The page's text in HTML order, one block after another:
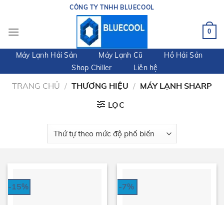
content
CÔNG TY TNHH BLUECOOL
0
Máy Lạnh Hải Sản Máy Lạnh Cũ
Hồ Hải Sản
Shop Chiller
Liên hệ
TRANG CHỦ / THƯƠNG HIỆU / MÁY LẠNH SHARP
LỌC
-15% -7%